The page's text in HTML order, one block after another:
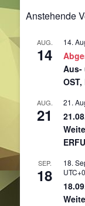
Anstehende
AUG.
14
14.
Aus-
OST,
AUG.
21
21.
SEP.
18
18.
UTC+0